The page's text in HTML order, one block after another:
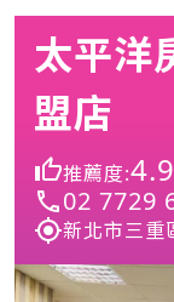
太平洋
盟店
推薦度:4.9
02 7729
新北市三重